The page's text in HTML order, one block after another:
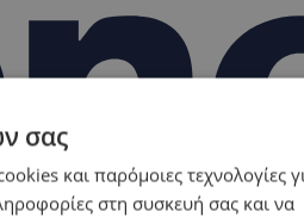
σας
και παρόμοιες τεχνολογίες
στη συσκευή σας και να